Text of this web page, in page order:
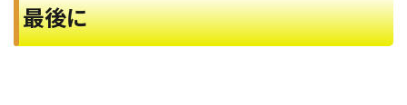
最後に